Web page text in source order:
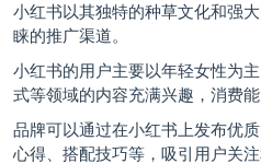
小红书以其独特的种草文化和强
睐的推广渠道。
小红书的用户主要以年轻女性为
式等领域的内容充满兴趣，消费能
品牌可以通过在小红书上发布优
心得、搭配技巧等，吸引用户关注